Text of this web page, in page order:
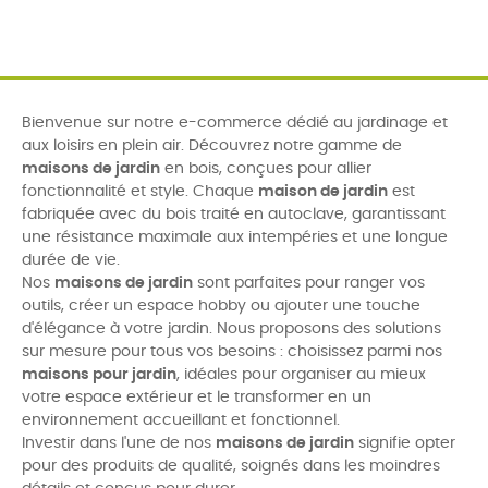
Bienvenue sur notre e-commerce dédié au jardinage et
aux loisirs en plein air. Découvrez notre gamme de
maisons de jardin en bois, conçues pour allier
fonctionnalité et style. Chaque maison de jardin est
fabriquée avec du bois traité en autoclave, garantissant
une résistance maximale aux intempéries et une longue
durée de vie.
Nos maisons de jardin sont parfaites pour ranger vos
outils, créer un espace hobby ou ajouter une touche
d'élégance à votre jardin. Nous proposons des solutions
sur mesure pour tous vos besoins : choisissez parmi nos
maisons pour jardin, idéales pour organiser au mieux
votre espace extérieur et le transformer en un
environnement accueillant et fonctionnel.
Investir dans l'une de nos maisons de jardin signifie opter
pour des produits de qualité, soignés dans les moindres